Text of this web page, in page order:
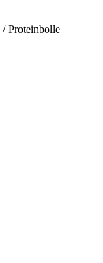
/ Proteinbolle